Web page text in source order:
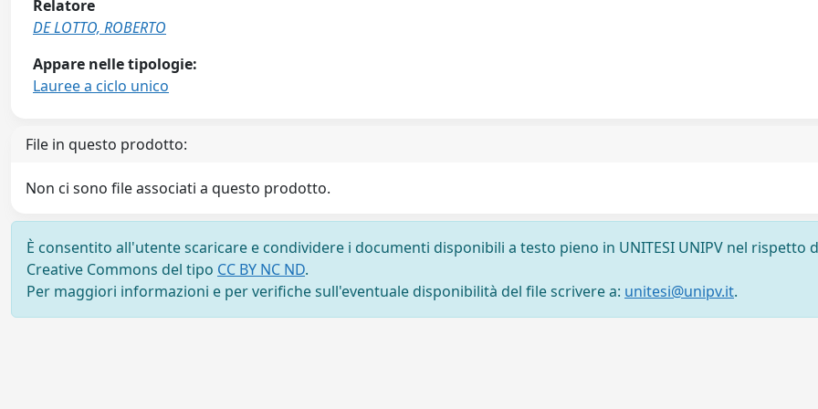
Relatore
DE LOTTO, ROBERTO
Appare nelle tipologie:
Lauree a ciclo unico
File in questo prodotto:
Non ci sono file associati a questo prodotto.
È consentito all'utente scaricare e condividere i documenti disponibili a testo pieno in UNITESI UNIPV nel rispetto
Creative Commons del tipo CC BY NC ND.
Per maggiori informazioni e per verifiche sull'eventuale disponibilità del file scrivere a: unitesi@unipv.it.